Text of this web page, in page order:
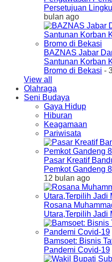
Persetujuan
bulan ago
BAZNAS Jabar
Santunan Korban
Bromo di Bekasi -
View all
Olahraga
Seni Budaya
Gaya Hidup
Hiburan
Keagamaan
Pariwisata
Pasar Kreatif
Pemkot Gandeng
12 bulan ago
Rosana
Utara,Terpilih Jadi
Bamsoet: Bisnis
Pandemi Covid-19